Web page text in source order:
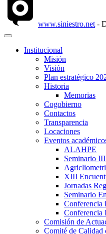
www.siniestro.net -
Institucional
Misión
Visión
Plan estratégico
Historia
Memorias
Cogobierno
Contactos
Transparencia
Locaciones
Eventos
ALAHPE
Seminario
XIII
Jornadas
Seminario
Conferencia
Comisión de
Comité de Calidad